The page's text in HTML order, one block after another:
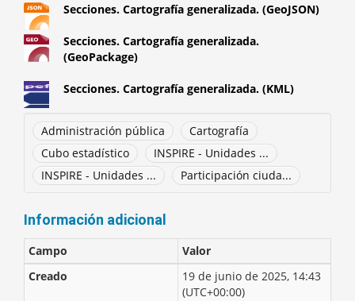
Secciones. Cartografía generalizada. (GeoJSON)
Secciones. Cartografía generalizada.
(GeoPackage)
Secciones. Cartografía generalizada. (KML)
Administración pública
Cartografía
Cubo estadístico
INSPIRE - Unidades ...
INSPIRE - Unidades ...
Participación ciuda...
Información adicional
Campo
Valor
Creado
19 de junio de 2025, 14:43
(UTC+00:00)